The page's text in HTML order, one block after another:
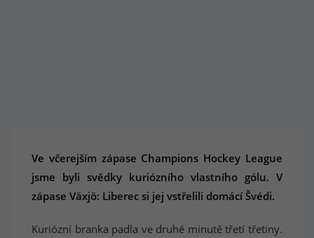
Ve včerejším zápase Champions Hockey League
jsme byli svědky kuriózního vlastního gólu. V
zápase Växjö: Liberec si jej vstřelili domácí Švédi.
Kuriózní branka padla ve druhé minutě třetí třetiny.